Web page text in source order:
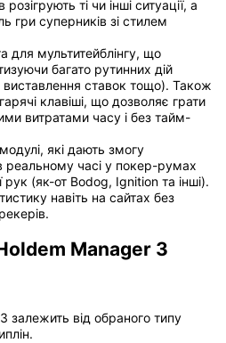
розігрують ті чи інші ситуації, а
гри суперників зі стилем
для мультитейблінгу, що
багато рутинних дій
виставлення ставок тощо). Також
клавіші, що дозволяє грати
витратами часу і без тайм-
які дають змогу
реальному часі у покер-румах
рук (як-от Bodog, Ignition та інші).
навіть на сайтах без
Manager 3
залежить від обраного типу